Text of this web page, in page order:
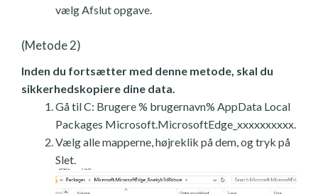
vælg Afslut opgave.
(Metode 2)
Inden du fortsætter med denne metode, skal du
sikkerhedskopiere dine data.
Gå til C: Brugere % brugernavn% AppData Local
Packages Microsoft.MicrosoftEdge_xxxxxxxxxx.
Vælg alle mapperne, højreklik på dem, og tryk på
Slet.